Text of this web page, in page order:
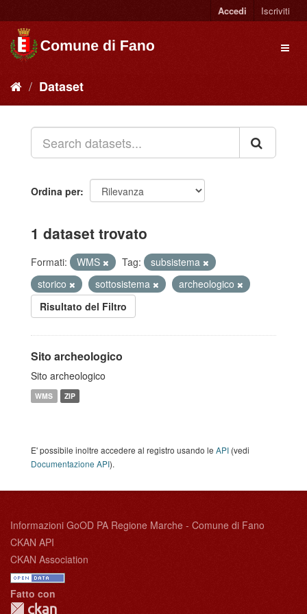
Accedi Iscriviti
Dataset
Ordina per
1 dataset trovato
Formati: WMS Tag:
subsistema
storico
sottosistema
archeologico
Risultato del Filtro
Sito archeologico
Sito archeologico
WMS ZIP
E' possibile inoltre accedere al registro usando le API (vedi
Documentazione API).
Informazioni GoOD PA Regione Marche - Comune di Fano
CKAN API
CKAN Association
Fatto con